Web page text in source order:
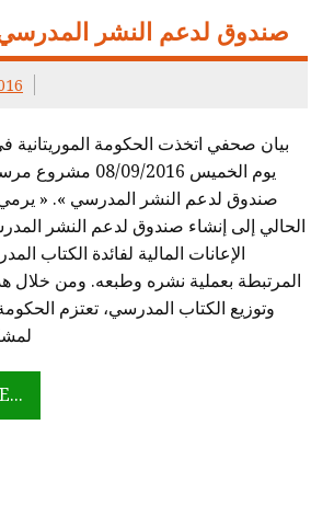
صندوق لدعم النشر المدرسي
بيان صحفي اتخذت الحكومة الموريتانية
يوم الخميس 08/09/
صندوق لدعم النشر المدرسي ». «
الحالي إلى إنشاء صندوق لدعم النشر
الإعانات المالية لفائدة الكتاب
المرتبطة بعملية نشره وطبعه. ومن خلال
وتوزيع الكتاب المدرسي، تعتزم